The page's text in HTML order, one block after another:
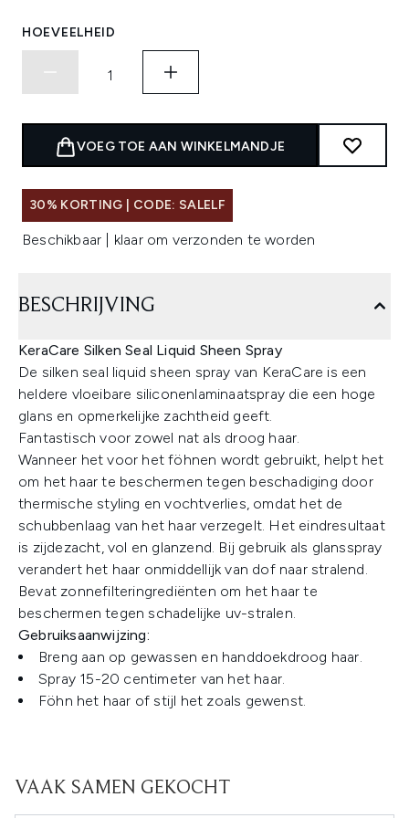
HOEVEELHEID
VOEG TOE AAN WINKELMANDJE
30% KORTING | CODE: SALELF
Beschikbaar | klaar om verzonden te worden
BESCHRIJVING
KeraCare Silken Seal Liquid Sheen Spray
De silken seal liquid sheen spray van KeraCare is een
heldere vloeibare siliconenlaminaatspray die een hoge
glans en opmerkelijke zachtheid geeft.
Fantastisch voor zowel nat als droog haar.
Wanneer het voor het föhnen wordt gebruikt, helpt het
om het haar te beschermen tegen beschadiging door
thermische styling en vochtverlies, omdat het de
schubbenlaag van het haar verzegelt. Het eindresultaat
is zijdezacht, vol en glanzend. Bij gebruik als glansspray
verandert het haar onmiddellijk van dof naar stralend.
Bevat zonnefilteringrediënten om het haar te
beschermen tegen schadelijke uv-stralen.
Gebruiksaanwijzing:
Breng aan op gewassen en handdoekdroog haar.
Spray 15-20 centimeter van het haar.
Föhn het haar of stijl het zoals gewenst.
VAAK SAMEN GEKOCHT